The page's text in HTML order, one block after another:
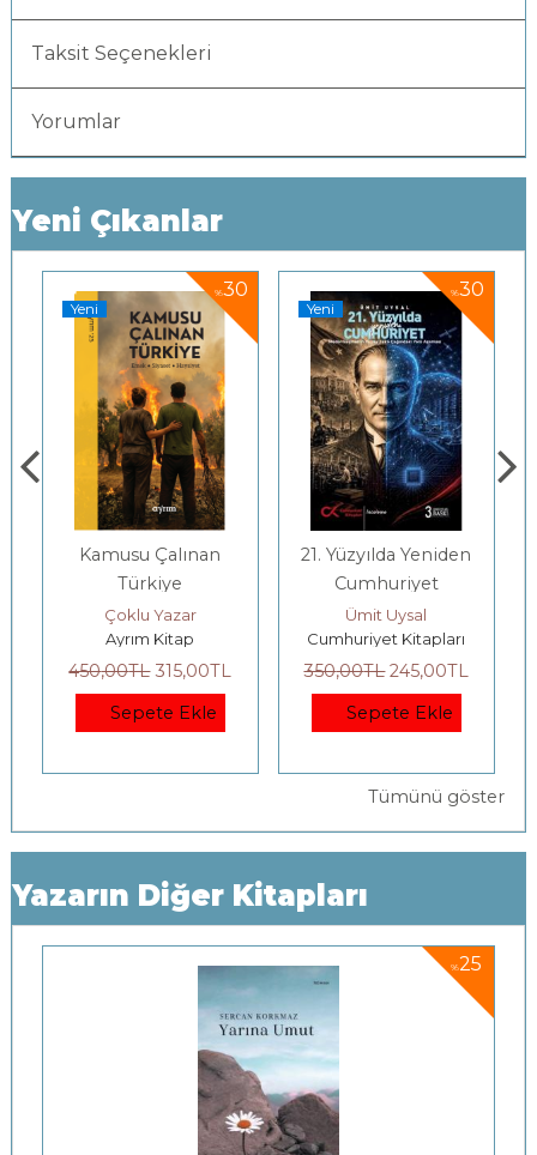
Taksit Seçenekleri
Yorumlar
Yeni Çıkanlar
%30
Kamusu Çalınan
Türkiye
Çoklu Yazar
Ayrım Kitap
,00TL 315,00TL
Sepete Ekle
%30
21. Yüzyılda Yeniden
Cumhuriyet
Ümit Uysal
Cumhuriyet Kitapları
,00TL 245,00TL
Sepete Ekle
Tümünü göster
Yazarın Diğer Kitapları
%25